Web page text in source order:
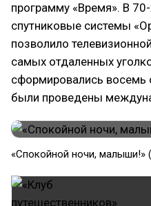
программу «Время». В
спутниковые системы
позволило
самых отдаленных
сформировались восемь
были проведены
«Спокойной ночи, малыши!»